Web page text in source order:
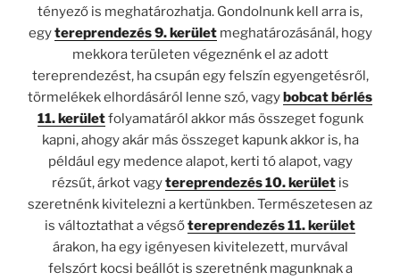
tényező is meghatározhatja. Gondolnunk kell arra is,
egytereprendezés 9. kerületmeghatározásánál, hogy
mekkora területen végeznénk el az adott
tereprendezést, ha csupán egy felszín egyengetésről,
törmelékek elhordásáról lenne szó, vagybobcat bérlés
11. kerületfolyamatáról akkor más összeget fogunk
kapni, ahogy akár más összeget kapunk akkor is, ha
például egy medence alapot, kerti tó alapot, vagy
rézsűt, árkot vagytereprendezés 10. kerületis
szeretnénk kivitelezni a kertünkben. Természetesen az
is változtathat a végsőtereprendezés 11. kerület
árakon, ha egy igényesen kivitelezett, murvával
felszórt kocsi beállót is szeretnénk magunknak a